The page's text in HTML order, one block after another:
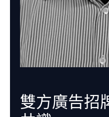
雙方廣告招